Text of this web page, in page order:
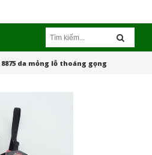
da mỏng lỗ thoáng gọng